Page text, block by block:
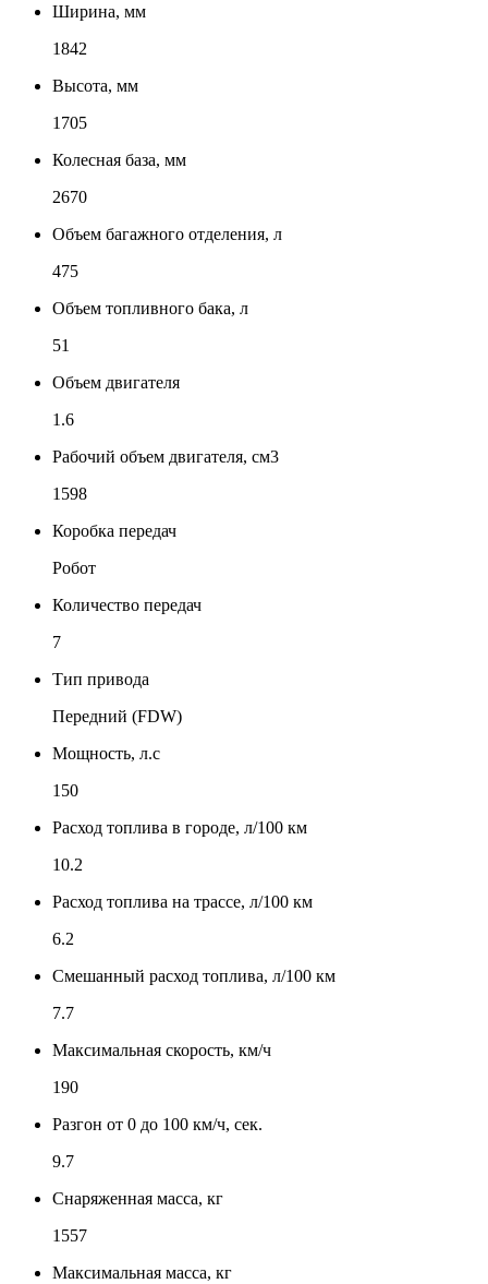
Ширина, мм
1842
Высота, мм
1705
Колесная база, мм
2670
Объем багажного отделения, л
475
Объем топливного бака, л
51
Объем двигателя
1.6
Рабочий объем двигателя, см3
1598
Коробка передач
Робот
Количество передач
7
Тип привода
Передний (FDW)
Мощность, л.с
150
Расход топлива в городе, л/100 км
10.2
Расход топлива на трассе, л/100 км
6.2
Смешанный расход топлива, л/100 км
7.7
Максимальная скорость, км/ч
190
Разгон от 0 до 100 км/ч, сек.
9.7
Снаряженная масса, кг
1557
Максимальная масса, кг